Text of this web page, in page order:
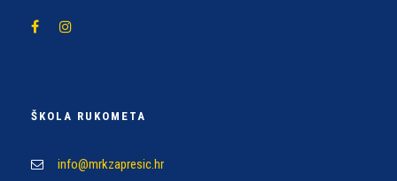
ŠKOLA RUKOMETA
info@mrkzapresic.hr